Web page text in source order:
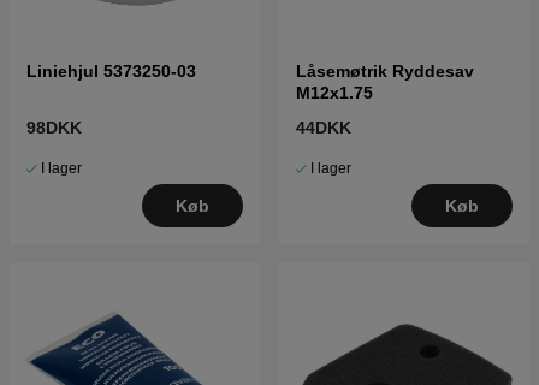
Liniehjul 5373250-03
98DKK
I lager
Køb
Låsemøtrik Ryddesav
M12x1.75
44DKK
I lager
Køb